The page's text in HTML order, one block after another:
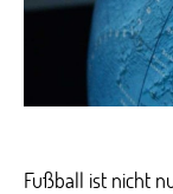
Fußball ist nicht